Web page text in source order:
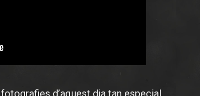
d’aquest dia tan especial.